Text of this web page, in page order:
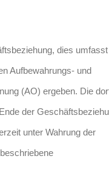
dies umfasst
Aufbewahrungs- und
(AO) ergeben. Die
der
unter Wahrung der